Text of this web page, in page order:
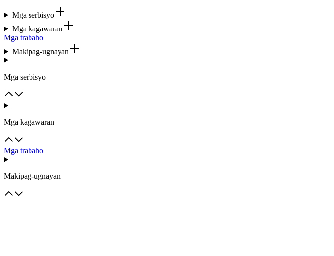
Mga serbisyo
Mga kagawaran
Mga trabaho
Makipag-ugnayan
Mga serbisyo
Mga kagawaran
Mga trabaho
Makipag-ugnayan